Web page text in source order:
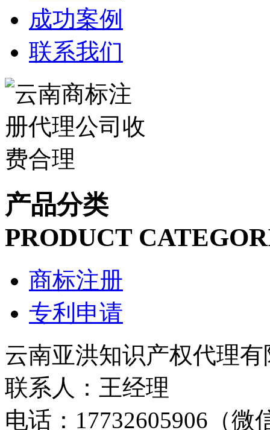
成功案例
联系我们
产品分类
PRODUCT
商标注册
专利申请
云南亚洪知识产权代理有
联系人：王经理
电话：17732605906（微